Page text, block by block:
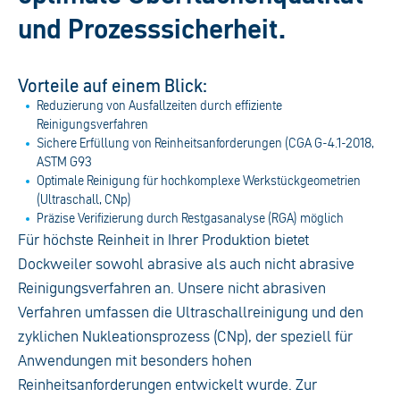
und Prozesssicherheit.
Vorteile auf einem Blick:
Reduzierung von Ausfallzeiten durch effiziente
Reinigungsverfahren
Sichere Erfüllung von Reinheitsanforderungen (CGA G-4.1-2018,
ASTM G93
Optimale Reinigung für hochkomplexe Werkstückgeometrien
(Ultraschall, CNp)
Präzise Verifizierung durch Restgasanalyse (RGA) möglich
Für höchste Reinheit in Ihrer Produktion bietet
Dockweiler sowohl abrasive als auch nicht abrasive
Reinigungsverfahren an. Unsere nicht abrasiven
Verfahren umfassen die Ultraschallreinigung und den
zyklichen Nukleationsprozess (CNp), der speziell für
Anwendungen mit besonders hohen
Reinheitsanforderungen entwickelt wurde. Zur